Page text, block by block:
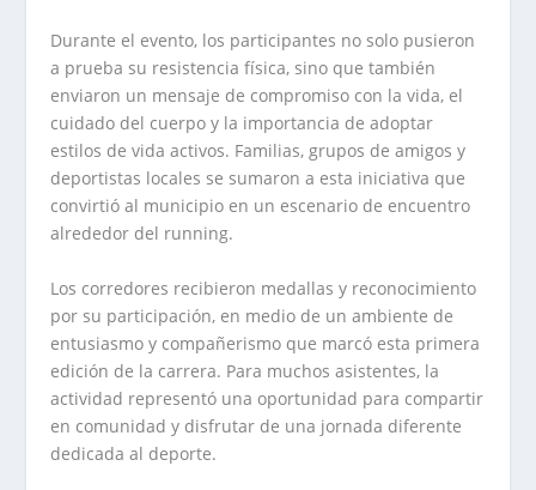
Durante el evento, los participantes no solo pusieron
a prueba su resistencia física, sino que también
enviaron un mensaje de compromiso con la vida, el
cuidado del cuerpo y la importancia de adoptar
estilos de vida activos. Familias, grupos de amigos y
deportistas locales se sumaron a esta iniciativa que
convirtió al municipio en un escenario de encuentro
alrededor del running.
Los corredores recibieron medallas y reconocimiento
por su participación, en medio de un ambiente de
entusiasmo y compañerismo que marcó esta primera
edición de la carrera. Para muchos asistentes, la
actividad representó una oportunidad para compartir
en comunidad y disfrutar de una jornada diferente
dedicada al deporte.